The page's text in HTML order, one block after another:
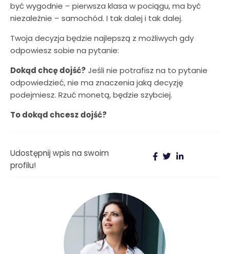
być wygodnie – pierwsza klasa w pociągu, ma być
niezależnie – samochód. I tak dalej i tak dalej.
Twoja decyzja będzie najlepszą z możliwych gdy
odpowiesz sobie na pytanie:
Dokąd chcę dojść? Jeśli nie potrafisz na to pytanie
odpowiedzieć, nie ma znaczenia jaką decyzję
podejmiesz. Rzuć monetą, będzie szybciej.
To dokąd chcesz dojść?
Udostępnij wpis na swoim
profilu!